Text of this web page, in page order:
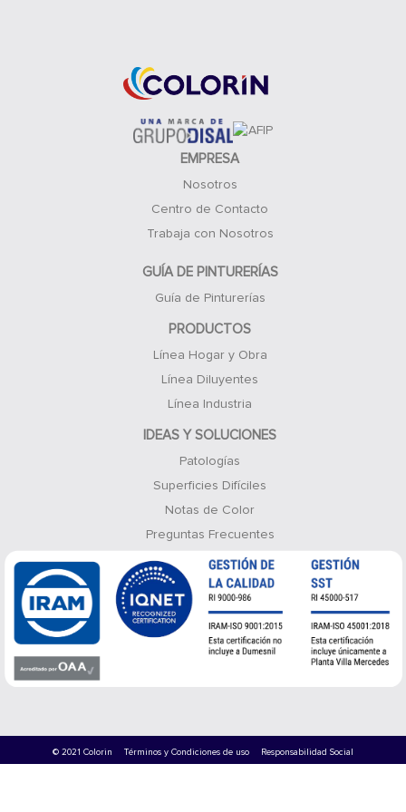
EMPRESA
Nosotros
Centro de Contacto
Trabaja con Nosotros
GUÍA DE PINTURERÍAS
Guía de Pinturerías
PRODUCTOS
Línea Hogar y Obra
Línea Diluyentes
Línea Industria
IDEAS Y SOLUCIONES
Patologías
Superficies Difíciles
Notas de Color
Preguntas Frecuentes
© 2021 Colorin Términos y Condiciones de uso Responsabilidad Social